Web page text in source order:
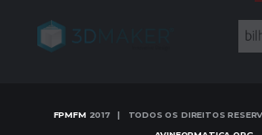
FPMFM2017 | TODOS OS DIREITOS